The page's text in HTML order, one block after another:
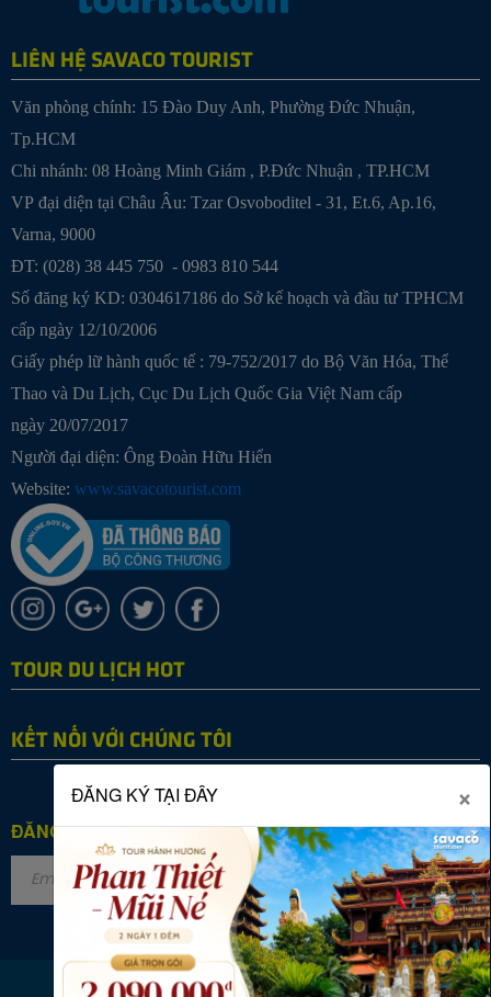
LIÊN HỆ SAVACO TOURIST
Văn phòng chính: 15 Đào Duy Anh, Phường Đức Nhuận,
Tp.HCM
Chi nhánh: 08 Hoàng Minh Giám , P.Đức Nhuận , TP.HCM
VP đại diện tại Châu Âu: Tzar Osvoboditel - 31, Et.6, Ap.16,
Varna, 9000
ĐT: (028) 38 445 750 - 0983 810 544
Số đăng ký KD: 0304617186 do Sở kế hoạch và đầu tư TPHCM
cấp ngày 12/10/2006
Giấy phép lữ hành quốc tế : 79-752/2017 do Bộ Văn Hóa, Thể
Thao và Du Lịch, Cục Du Lịch Quốc Gia Việt Nam cấp
ngày 20/07/2017
Người đại diện: Ông Đoàn Hữu Hiển
Website: www.savacotourist.com
TOUR DU LỊCH HOT
KẾT NỐI VỚI CHÚNG TÔI
ĐĂNG KÝ NHẬN TIN
Copyright © 2022 SAVACO TOURIST. All rights reserved.
ĐĂNG KÝ TẠI ĐÂY ×